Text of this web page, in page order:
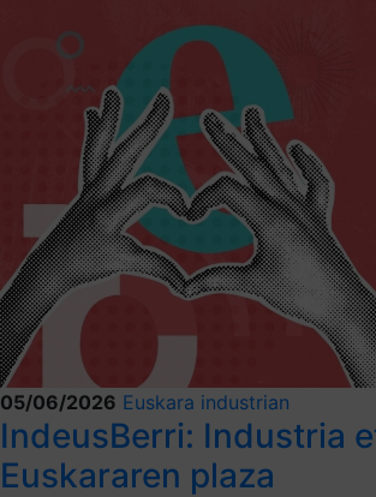
05/06/2026 Euskara industrian
IndeusBerri: Industria
Euskararen plaza